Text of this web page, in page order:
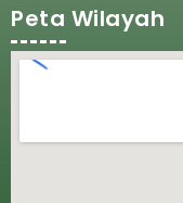
Peta Wilayah